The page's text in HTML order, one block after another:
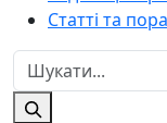
Статті та